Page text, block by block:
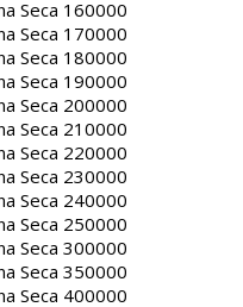
Seca 160000
Seca 170000
Seca 180000
Seca 190000
Seca 200000
Seca 210000
Seca 220000
Seca 230000
Seca 240000
Seca 250000
Seca 300000
Seca 350000
Seca 400000